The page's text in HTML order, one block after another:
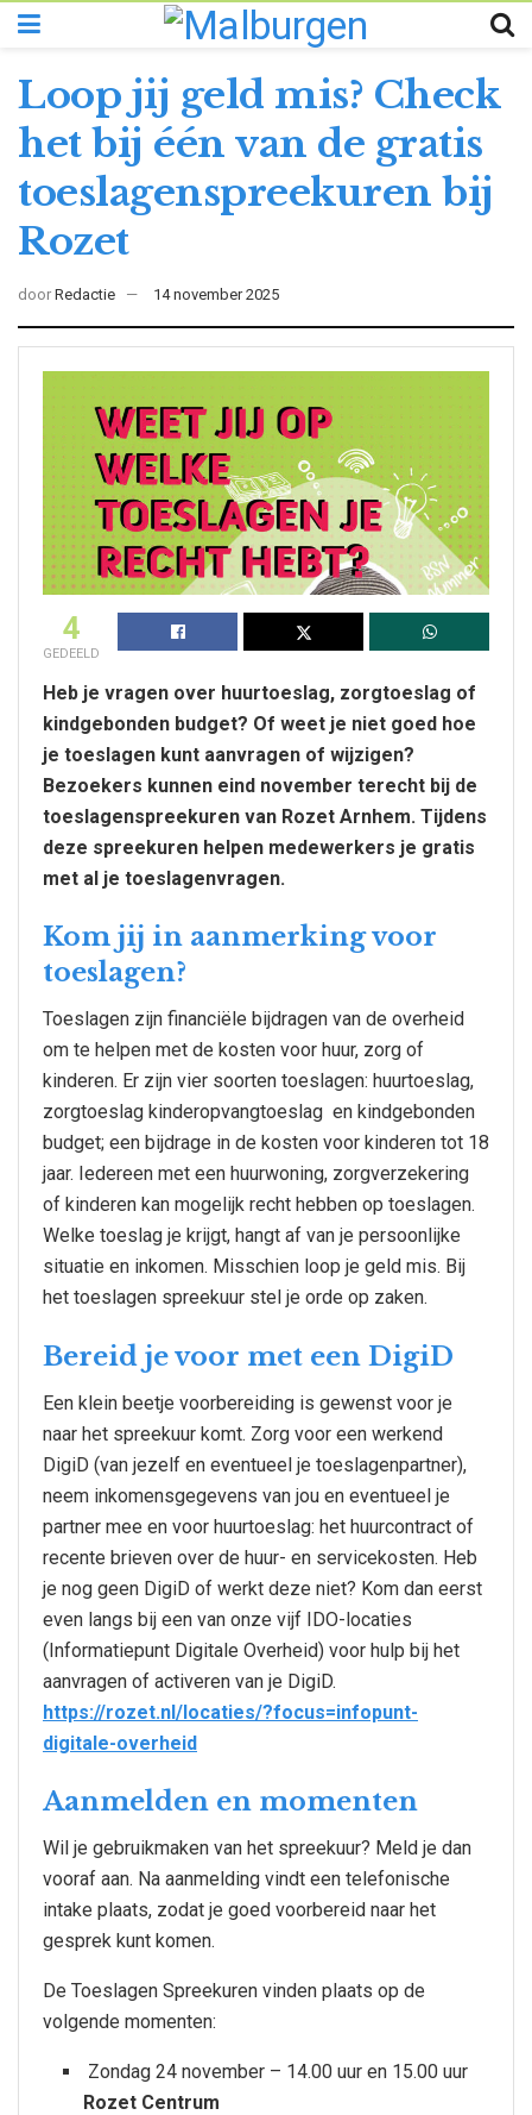
Loop jij geld mis? Check
het bij één van de gratis
toeslagenspreekuren bij
Rozet
door Redactie 14 november 2025
4
GEDEELD
Heb je vragen over huurtoeslag, zorgtoeslag of
kindgebonden budget? Of weet je niet goed hoe
je toeslagen kunt aanvragen of wijzigen?
Bezoekers kunnen eind november terecht bij de
toeslagenspreekuren van Rozet Arnhem. Tijdens
deze spreekuren helpen medewerkers je gratis
met al je toeslagenvragen.
Kom jij in aanmerking voor
toeslagen?
Toeslagen zijn financiële bijdragen van de overheid
om te helpen met de kosten voor huur, zorg of
kinderen. Er zijn vier soorten toeslagen: huurtoeslag,
zorgtoeslag kinderopvangtoeslag en kindgebonden
budget; een bijdrage in de kosten voor kinderen tot 18
jaar. Iedereen met een huurwoning, zorgverzekering
of kinderen kan mogelijk recht hebben op toeslagen.
Welke toeslag je krijgt, hangt af van je persoonlijke
situatie en inkomen. Misschien loop je geld mis. Bij
het toeslagen spreekuur stel je orde op zaken.
Bereid je voor met een DigiD
Een klein beetje voorbereiding is gewenst voor je
naar het spreekuur komt. Zorg voor een werkend
DigiD (van jezelf en eventueel je toeslagenpartner),
neem inkomensgegevens van jou en eventueel je
partner mee en voor huurtoeslag: het huurcontract of
recente brieven over de huur- en servicekosten. Heb
je nog geen DigiD of werkt deze niet? Kom dan eerst
even langs bij een van onze vijf IDO-locaties
(Informatiepunt Digitale Overheid) voor hulp bij het
aanvragen of activeren van je DigiD.
https://rozet.nl/locaties/?focus=infopunt-
digitale-overheid
Aanmelden en momenten
Wil je gebruikmaken van het spreekuur? Meld je dan
vooraf aan. Na aanmelding vindt een telefonische
intake plaats, zodat je goed voorbereid naar het
gesprek kunt komen.
De Toeslagen Spreekuren vinden plaats op de
volgende momenten:
Zondag 24 november – 14.00 uur en 15.00 uur
Rozet Centrum